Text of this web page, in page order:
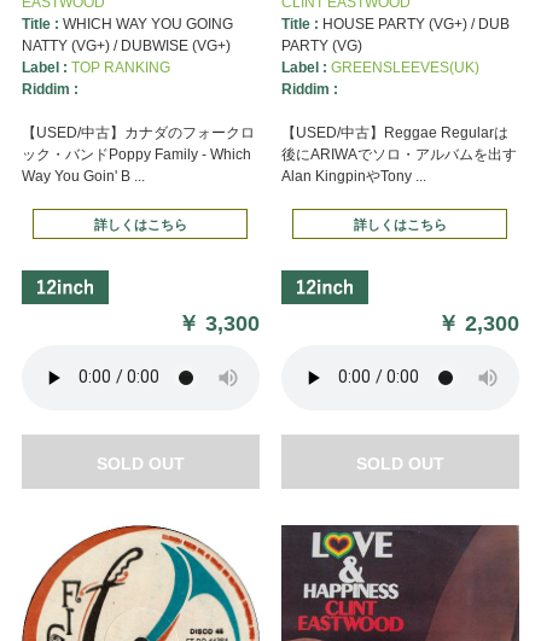
Title : WHICH WAY YOU GOING
NATTY (VG+) / DUBWISE (VG+)
Label : TOP RANKING
Riddim :
【USED/中古】カナダのフォークロ
ック・バンドPoppy Family - Which
Way You Goin' B ...
詳しくはこちら
￥3,300
SOLD OUT
Title : HOUSE PARTY (VG+) / DUB
PARTY (VG)
Label : GREENSLEEVES(UK)
Riddim :
【USED/中古】Reggae Regularは
後にARIWAでソロ・アルバムを出す
Alan KingpinやTony ...
詳しくはこちら
￥2,300
SOLD OUT